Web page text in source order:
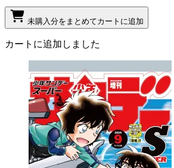
未購入分をまとめてカートに追加
カートに追加しました